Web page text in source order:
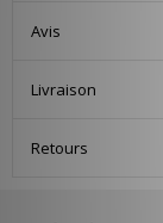
Avis
Livraison
Retours